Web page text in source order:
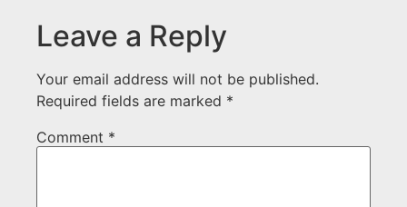
Leave a Reply
Your email address will not be published.
Required fields are marked *
Comment *